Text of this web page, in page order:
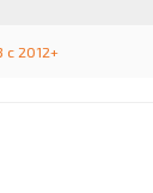
с 2012+